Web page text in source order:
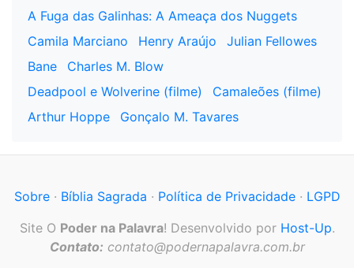
A Fuga das Galinhas: A Ameaça dos Nuggets
Camila Marciano
Henry Araújo
Julian Fellowes
Bane
Charles M. Blow
Deadpool e Wolverine (filme)
Camaleões (filme)
Arthur Hoppe
Gonçalo M. Tavares
Sobre· Bíblia Sagrada · Política de Privacidade· LGPD
Site O Poder na Palavra! Desenvolvido por Host-Up.
Contato: contato@podernapalavra.com.br